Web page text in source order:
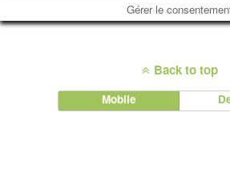
Gérer le
Back to top
Mobile